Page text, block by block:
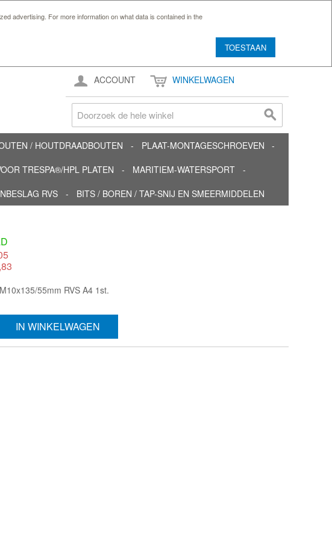
advertising. For more information on what data is contained in the
TOESTAAN
ACCOUNT WINKELWAGEN
/ HOUTDRAADBOUTEN
PLAAT-MONTAGESCHROEVEN
TRESPA®/HPL PLATEN
MARITIEM-WATERSPORT
RVS BITS / BOREN / TAP-SNIJ EN SMEERMIDDELEN
55mm RVS A4 1st.
IN WINKELWAGEN